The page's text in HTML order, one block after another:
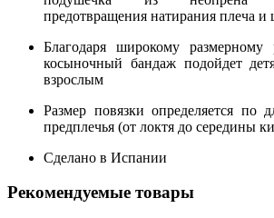
предотвращения натирания плеча и
Благодаря широкому размерному
косыночный бандаж подойдет
взрослым
Размер повязки определяется по
предплечья (от локтя до середины
Сделано в Испании
Рекомендуемые товары